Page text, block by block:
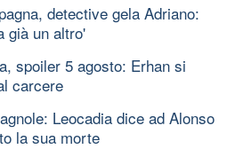
detective gela Adriano:
già un altro'
spoiler 5 agosto: Erhan si
carcere
Leocadia dice ad Alonso
la sua morte